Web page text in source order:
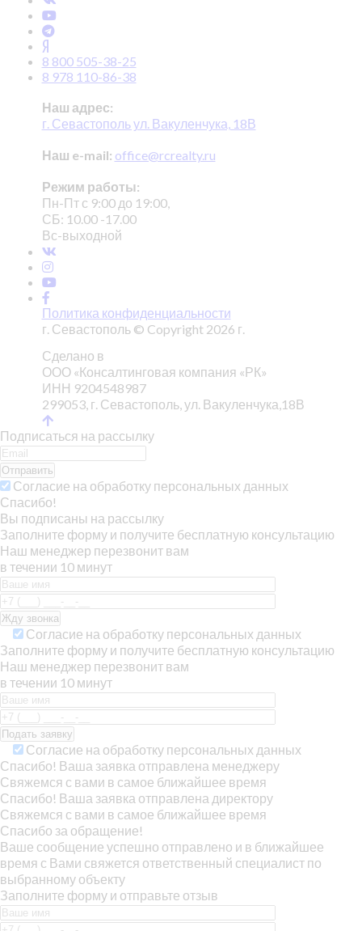
8 800 505-38-25
8 978 110-86-38
Наш адрес:
г. Севастополь ул. Вакуленчука, 18В
Наш e-mail: office@rcrealty.ru
Режим работы:
Пн-Пт с 9:00 до 19:00,
СБ: 10.00 -17.00
Вс-выходной
Политика конфиденциальности
г. Севастополь © Copyright 2026 г.
Сделано в
ООО «Консалтинговая компания «РК»
ИНН 9204548987
299053, г. Севастополь, ул. Вакуленчука,18В
Подписаться на рассылку
Отправить
Согласие на обработку персональных данных
Спасибо!
Вы подписаны на рассылку
Заполните форму и получите бесплатную консультацию
Наш менеджер перезвонит вам
в течении 10 минут
Согласие на обработку персональных данных
Заполните форму и получите бесплатную консультацию
Наш менеджер перезвонит вам
в течении 10 минут
Согласие на обработку персональных данных
Спасибо! Ваша заявка отправлена менеджеру
Свяжемся с вами в самое ближайшее время
Спасибо! Ваша заявка отправлена директору
Свяжемся с вами в самое ближайшее время
Спасибо за обращение!
Ваше сообщение успешно отправлено и в ближайшее
время с Вами свяжется ответственный специалист по
выбранному объекту
Заполните форму и отправьте отзыв